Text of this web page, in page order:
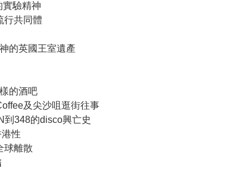
驗精神
共同體
神的英國王室遺產
的酒吧
及尖沙咀逛街往事
348的disco興亡史
性
球離散